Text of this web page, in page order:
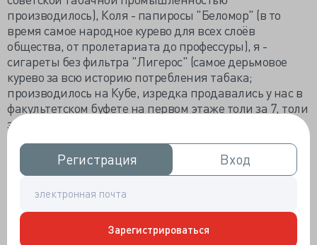
Регистрация
Регистрация Вход
Вход
Зарегистрироваться
производилось), Коля - папиросы "Беломор" (в то
время самое народное курево для всех слоёв
общества, от пролетариата до профессуры), я -
сигареты без фильтра "Лигерос" (самое дерьмовое
курево за всю историю потребления табака;
производилось на Кубе, изредка продавались у нас в
факультетском буфете на первом этаже толи за 7, толи
за 12 копеек пачка). Об "Лигеросе" стоит сказать пару
лишних слов. Они были настолько гадкими, что даже
в курсантской среде курить их могли считанные
единицы. По меткому выражению Коли: "Я б не стал
этих сигарет, кроме эмфиземы, давало определённые
преимущества - их никто не стрелял. Ну ладно,
отвлеклись. Далее по списку: Торстен - "Кабинет"